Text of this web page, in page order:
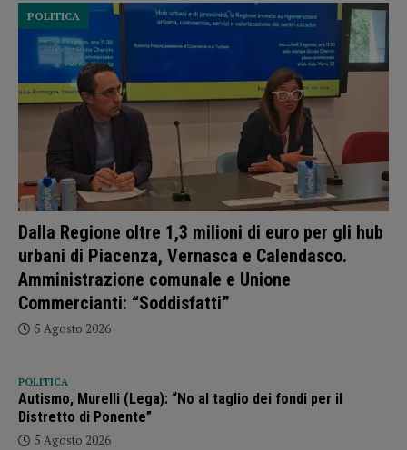
Dalla Regione oltre 1,3 milioni di euro per gli hub
urbani di Piacenza, Vernasca e Calendasco.
Amministrazione comunale e Unione
Commercianti: “Soddisfatti”
POLITICA
5 Agosto 2026
POLITICA
Autismo, Murelli (Lega): “No al taglio dei fondi per il
Distretto di Ponente”
5 Agosto 2026